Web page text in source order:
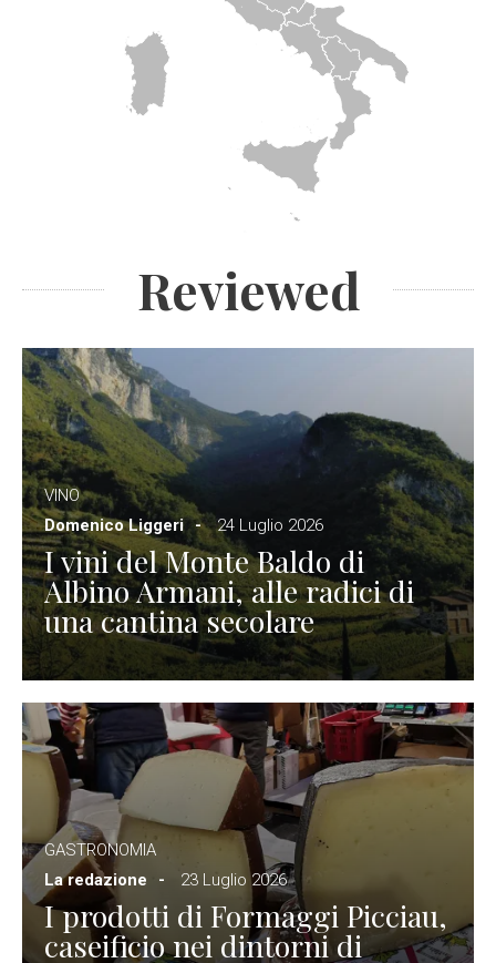
Reviewed
VINO
Domenico Liggeri
24 Luglio 2026
I vini del Monte Baldo di
Albino Armani, alle radici di
una cantina secolare
GASTRONOMIA
La redazione
23 Luglio 2026
I prodotti di Formaggi Picciau,
caseificio nei dintorni di